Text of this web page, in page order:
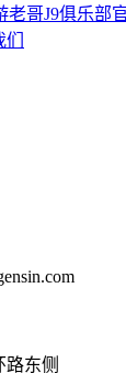
哥J9俱乐部
路东侧